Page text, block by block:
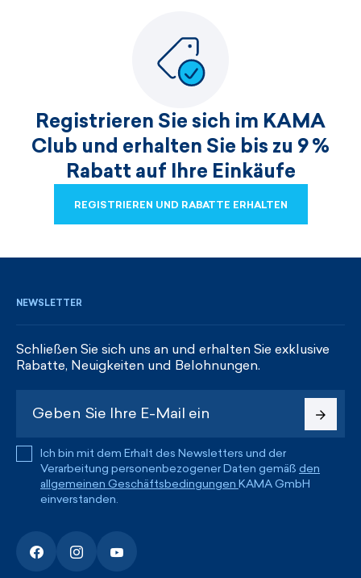
Registrieren Sie sich im KAMA
Club und erhalten Sie bis zu 9 %
Rabatt auf Ihre Einkäufe
REGISTRIEREN UND RABATTE ERHALTEN
NEWSLETTER
Schließen Sie sich uns an und erhalten Sie exklusive
Rabatte, Neuigkeiten und Belohnungen.
Ich bin mit dem Erhalt des Newsletters und der
Verarbeitung personenbezogener Daten gemäß den
allgemeinen Geschäftsbedingungen KAMA GmbH
einverstanden.